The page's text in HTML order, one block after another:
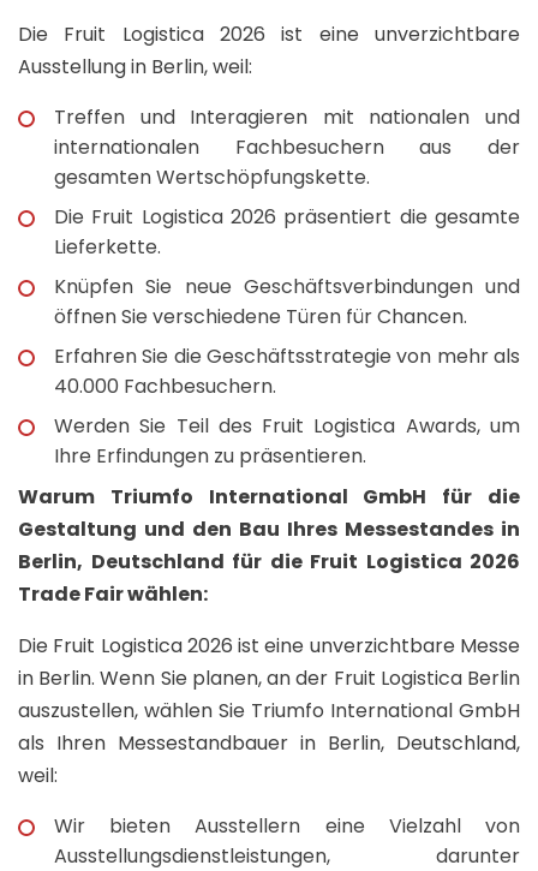
Die Fruit Logistica 2026 ist eine unverzichtbare
Ausstellung in Berlin, weil:
Treffen und Interagieren mit nationalen und
internationalen Fachbesuchern aus der
gesamten Wertschöpfungskette.
Die Fruit Logistica 2026 präsentiert die gesamte
Lieferkette.
Knüpfen Sie neue Geschäftsverbindungen und
öffnen Sie verschiedene Türen für Chancen.
Erfahren Sie die Geschäftsstrategie von mehr als
40.000 Fachbesuchern.
Werden Sie Teil des Fruit Logistica Awards, um
Ihre Erfindungen zu präsentieren.
Warum Triumfo International GmbH für die
Gestaltung und den Bau Ihres Messestandes in
Berlin, Deutschland für die Fruit Logistica 2026
Trade Fair wählen:
Die Fruit Logistica 2026 ist eine unverzichtbare Messe
in Berlin. Wenn Sie planen, an der Fruit Logistica Berlin
auszustellen, wählen Sie Triumfo International GmbH
als Ihren Messestandbauer in Berlin, Deutschland,
weil:
Wir bieten Ausstellern eine Vielzahl von
Ausstellungsdienstleistungen, darunter